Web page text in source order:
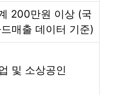
200만원 이상 (국
매출 데이터 기준)
및 소상공인